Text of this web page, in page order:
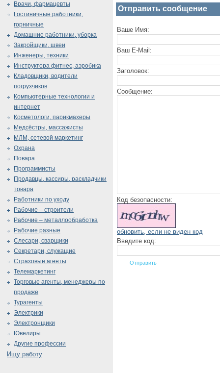
Отправить сообщение
Ваше Имя:
Ваш E-Mail:
Заголовок:
Сообщение:
Код безопасности:
обновить, если не виден код
Введите код:
Врачи, фармацевты
Гостиничные работники,
горничные
Домашние работники, уборка
Закройщики, швеи
Инженеры, техники
Инструктора фитнес, аэробика
Кладовщики, водители
погрузчиков
Компьютерные технологии и
интернет
Косметологи, парикмахеры
Медсёстры, массажисты
МЛМ, сетевой маркетинг
Охрана
Повара
Программисты
Продавцы, кассиры, раскладчики
товара
Работники по уходу
Рабочие – строители
Рабочие – металлообработка
Рабочие разные
Слесари, сварщики
Секретари, служащие
Страховые агенты
Телемаркетинг
Торговые агенты, менеджеры по
продаже
Турагенты
Электрики
Электронщики
Ювелиры
Другие профессии
Ищу работу